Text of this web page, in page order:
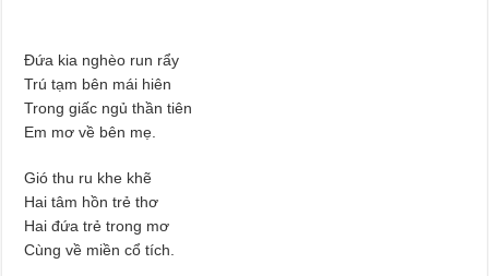
Đứa kia nghèo run rẩy
Trú tạm bên mái hiên
Trong giấc ngủ thần tiên
Em mơ về bên mẹ.
Gió thu ru khe khẽ
Hai tâm hồn trẻ thơ
Hai đứa trẻ trong mơ
Cùng về miền cổ tích.